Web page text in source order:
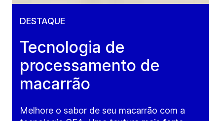
DESTAQUE
Tecnologia de
processamento de
macarrão
Melhore o sabor de seu macarrão com a